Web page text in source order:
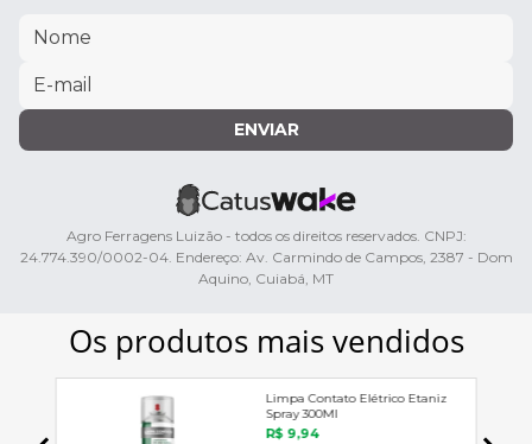
ENVIAR
Agro Ferragens Luizão - todos os direitos reservados. CNPJ:
24.774.390/0002-04. Endereço: Av. Carmindo de Campos, 2387 - Dom
Aquino, Cuiabá, MT